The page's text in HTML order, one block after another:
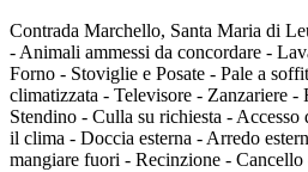
Contrada Marchello, Santa Maria di
- Animali ammessi da concordare -
Forno - Stoviglie e Posate - Pale a
climatizzata - Televisore - Zanzariere -
Stendino - Culla su richiesta -
il clima - Doccia esterna - Arredo
mangiare fuori - Recinzione -